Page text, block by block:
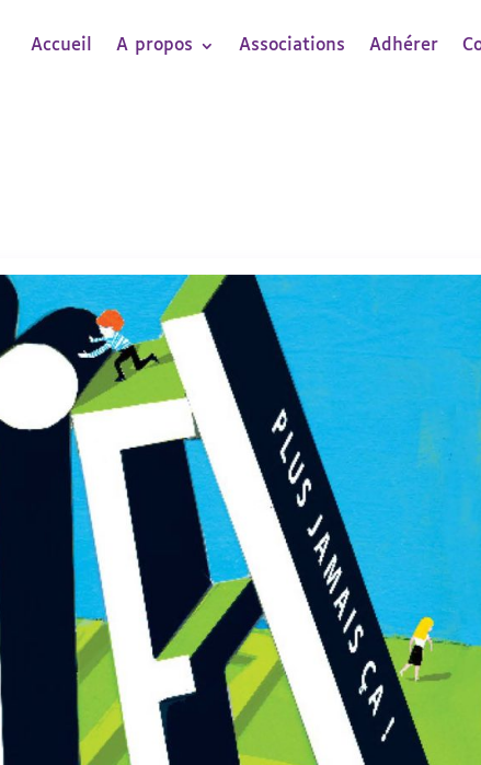
Accueil A propos Associations Adhérer